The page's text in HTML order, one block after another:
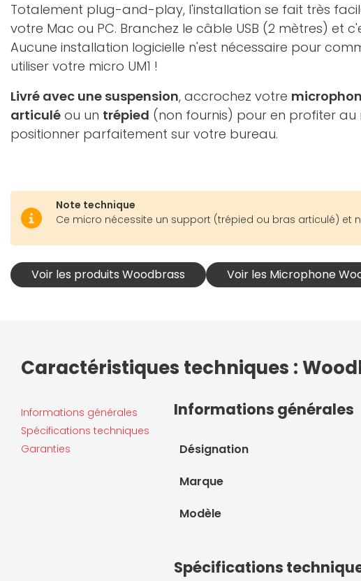
Totalement plug-and-play, l'installation se fait très
votre Mac ou PC. Branchez le câble USB (2 mètres) et
Aucune installation logicielle n'est nécessaire pour
utiliser votre micro UM1 !
Livré avec une suspension, accrochez votre
articulé ou un trépied (non fournis) pour en profiter au
positionner parfaitement sur votre bureau.
Note technique
Ce micro nécessite un support (trépied ou bras articulé) et
Voir les produits Woodbrass Voir les Microphone
Caractéristiques techniques :
Informations générales
Spécifications techniques
Garanties
Informations générales
Désignation
Marque
Modèle
Spécifications